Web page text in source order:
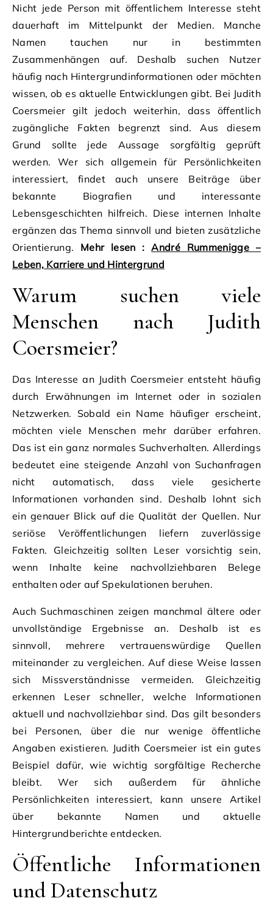
Nicht jede Person mit öffentlichem Interesse steht
dauerhaft im Mittelpunkt der Medien. Manche
Namen tauchen nur in bestimmten
Zusammenhängen auf. Deshalb suchen Nutzer
häufig nach Hintergrundinformationen oder möchten
wissen, ob es aktuelle Entwicklungen gibt. Bei Judith
Coersmeier gilt jedoch weiterhin, dass öffentlich
zugängliche Fakten begrenzt sind. Aus diesem
Grund sollte jede Aussage sorgfältig geprüft
werden. Wer sich allgemein für Persönlichkeiten
interessiert, findet auch unsere Beiträge über
bekannte Biografien und interessante
Lebensgeschichten hilfreich. Diese internen Inhalte
ergänzen das Thema sinnvoll und bieten zusätzliche
Orientierung. Mehr lesen :André Rummenigge –
Leben, Karriere und Hintergrund
Warum suchen viele
Menschen nach Judith
Coersmeier?
Das Interesse an Judith Coersmeier entsteht häufig
durch Erwähnungen im Internet oder in sozialen
Netzwerken. Sobald ein Name häufiger erscheint,
möchten viele Menschen mehr darüber erfahren.
Das ist ein ganz normales Suchverhalten. Allerdings
bedeutet eine steigende Anzahl von Suchanfragen
nicht automatisch, dass viele gesicherte
Informationen vorhanden sind. Deshalb lohnt sich
ein genauer Blick auf die Qualität der Quellen. Nur
seriöse Veröffentlichungen liefern zuverlässige
Fakten. Gleichzeitig sollten Leser vorsichtig sein,
wenn Inhalte keine nachvollziehbaren Belege
enthalten oder auf Spekulationen beruhen.
Auch Suchmaschinen zeigen manchmal ältere oder
unvollständige Ergebnisse an. Deshalb ist es
sinnvoll, mehrere vertrauenswürdige Quellen
miteinander zu vergleichen. Auf diese Weise lassen
sich Missverständnisse vermeiden. Gleichzeitig
erkennen Leser schneller, welche Informationen
aktuell und nachvollziehbar sind. Das gilt besonders
bei Personen, über die nur wenige öffentliche
Angaben existieren. Judith Coersmeier ist ein gutes
Beispiel dafür, wie wichtig sorgfältige Recherche
bleibt. Wer sich außerdem für ähnliche
Persönlichkeiten interessiert, kann unsere Artikel
über bekannte Namen und aktuelle
Hintergrundberichte entdecken.
Öffentliche Informationen
und Datenschutz